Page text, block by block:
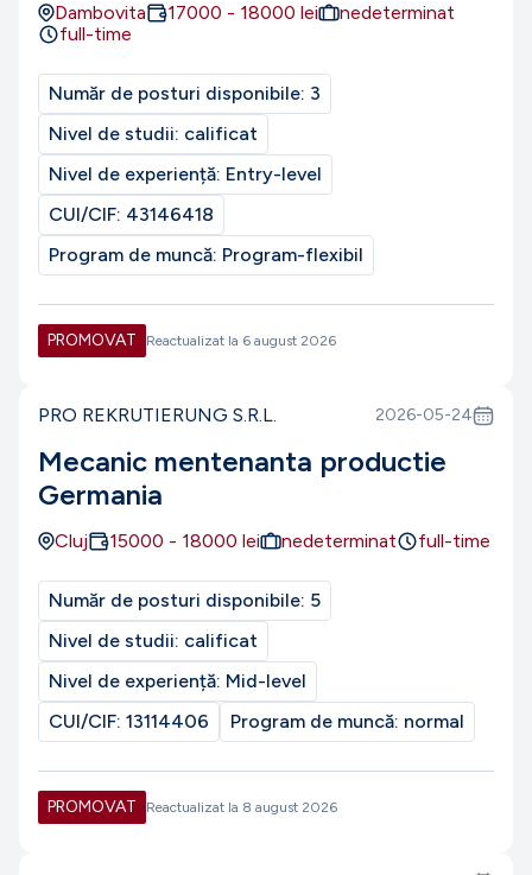
Dambovita 17000 - 18000 lei
nedeterminat
full-time
Număr de posturi disponibile: 3
Nivel de studii: calificat
Nivel de experiență: Entry-level
CUI/CIF: 43146418
Program de muncă: Program-flexibil
PROMOVAT Reactualizat la 6 august 2026
PRO REKRUTIERUNG S.R.L. 2026-05-24
Mecanic mentenanta productie
Germania
Cluj 15000 - 18000 lei nedeterminat full-time
Număr de posturi disponibile: 5
Nivel de studii: calificat
Nivel de experiență: Mid-level
CUI/CIF: 13114406 Program de muncă: normal
PROMOVAT Reactualizat la 8 august 2026